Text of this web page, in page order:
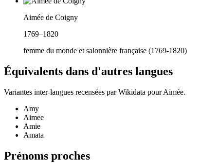
Aimée de Coigny
1769–1820
femme du monde et salonnière française (1769-1820)
Équivalents dans d'autres langues
Variantes inter-langues recensées par Wikidata pourAimée.
Amy
Aimee
Amie
Amata
Prénoms proches